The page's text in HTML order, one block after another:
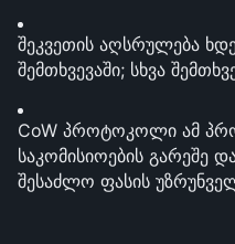
შეკვეთის აღსრულება
შემთხვევაში; სხვა
CoW პროტოკოლი ამ
საკომისიოების გარეშე
შესაძლო ფასის